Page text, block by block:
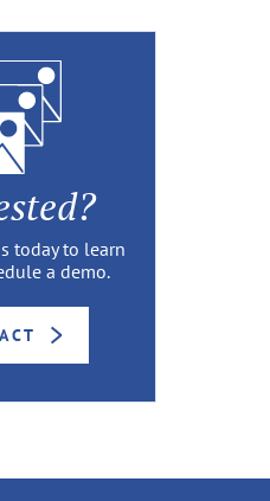
today to learn
a demo.